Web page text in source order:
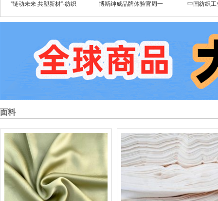
“链动未来 共塑新材”-纺织
会暨全国碳纤维及复合材
年会在常州纺院举行
博斯绅威品牌体验官周一
中国纺织
团调研
面料